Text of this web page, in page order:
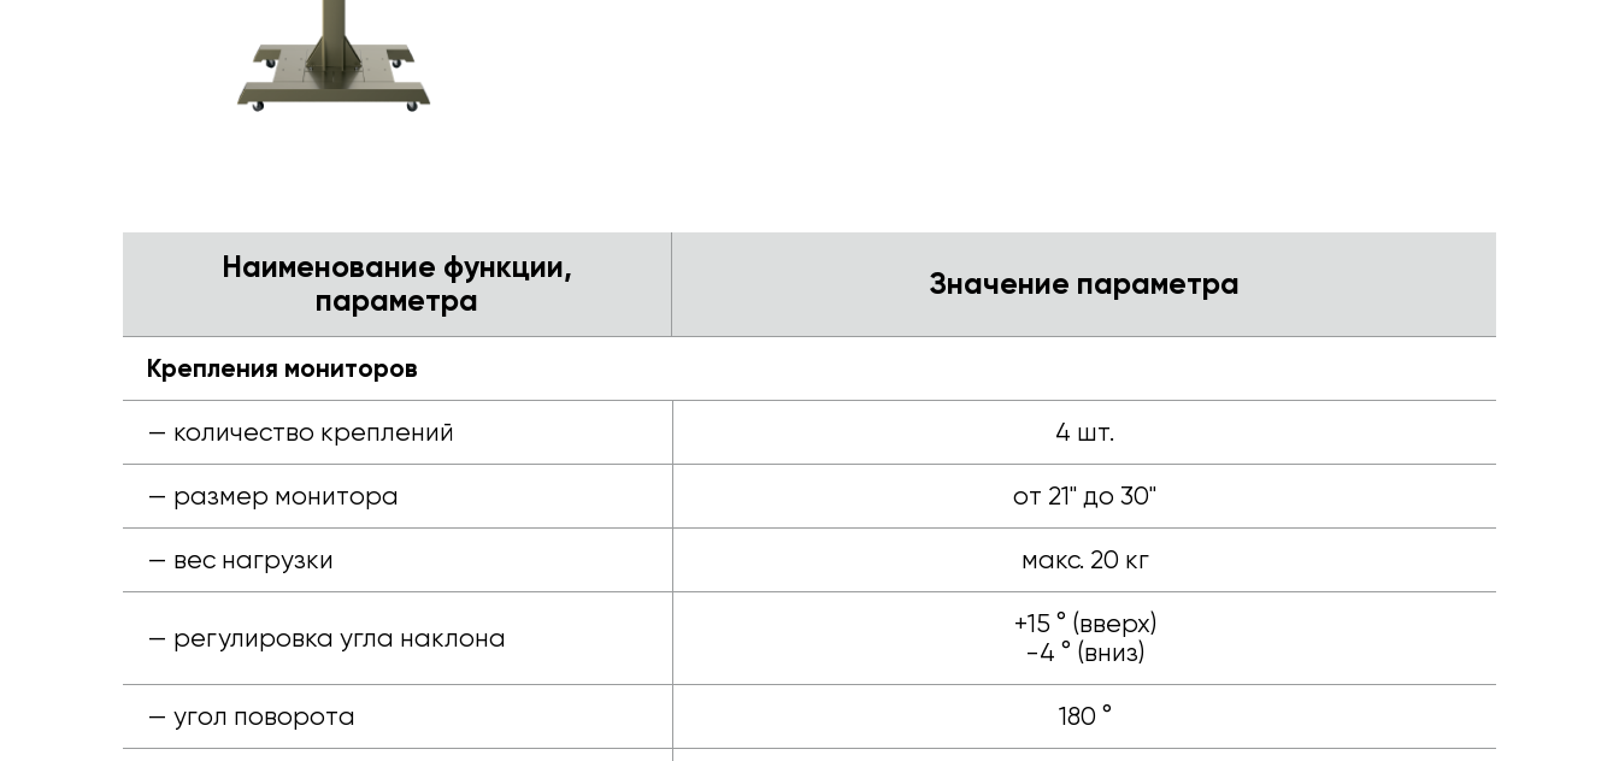
Наименование функции,
параметра
Значение параметра
Крепления мониторов
— количество креплений 4 шт.
— размер монитора от 21" до 30"
— вес нагрузки макс. 20 кг
— регулировка угла наклона
+15 ° (вверх)
-4 ° (вниз)
— угол поворота 180 °